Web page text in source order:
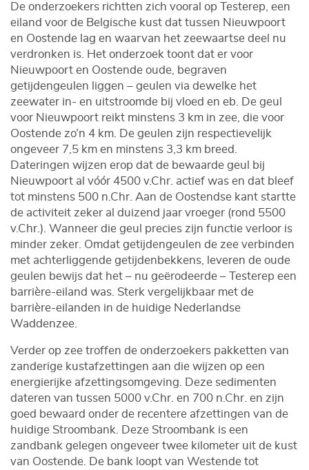
De onderzoekers richtten zich vooral op Testerep, een
eiland voor de Belgische kust dat tussen Nieuwpoort
en Oostende lag en waarvan het zeewaartse deel nu
verdronken is. Het onderzoek toont dat er voor
Nieuwpoort en Oostende oude, begraven
getijdengeulen liggen – geulen via dewelke het
zeewater in- en uitstroomde bij vloed en eb. De geul
voor Nieuwpoort reikt minstens 3 km in zee, die voor
Oostende zo’n 4 km. De geulen zijn respectievelijk
ongeveer 7,5 km en minstens 3,3 km breed.
Dateringen wijzen erop dat de bewaarde geul bij
Nieuwpoort al vóór 4500 v.Chr. actief was en dat bleef
tot minstens 500 n.Chr. Aan de Oostendse kant startte
de activiteit zeker al duizend jaar vroeger (rond 5500
v.Chr.). Wanneer die geul precies zijn functie verloor is
minder zeker. Omdat getijdengeulen de zee verbinden
met achterliggende getijdenbekkens, leveren de oude
geulen bewijs dat het – nu geërodeerde – Testerep een
barrière-eiland was. Sterk vergelijkbaar met de
barrière-eilanden in de huidige Nederlandse
Waddenzee.
Verder op zee troffen de onderzoekers pakketten van
zanderige kustafzettingen aan die wijzen op een
energierijke afzettingsomgeving. Deze sedimenten
dateren van tussen 5000 v.Chr. en 700 n.Chr. en zijn
goed bewaard onder de recentere afzettingen van de
huidige Stroombank. Deze Stroombank is een
zandbank gelegen ongeveer twee kilometer uit de kust
van Oostende. De bank loopt van Westende tot